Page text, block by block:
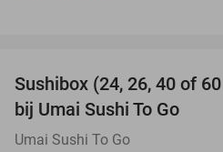
Sushibox (24, 26, 40 of
bij Umai Sushi To Go
Umai Sushi To Go